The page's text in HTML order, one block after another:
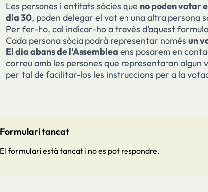
Les persones i entitats sòcies que no poden votar
dia 30, poden delegar el vot en una altra persona
Per fer-ho, cal indicar-ho a través d’aquest
Cada persona sòcia podrà representar només un
El dia abans de l'Assemblea ens posarem en
correu amb les persones que representaran algun
per tal de facilitar-los les instruccions per a la
Formulari tancat
El formulari està tancat i no es pot respondre.